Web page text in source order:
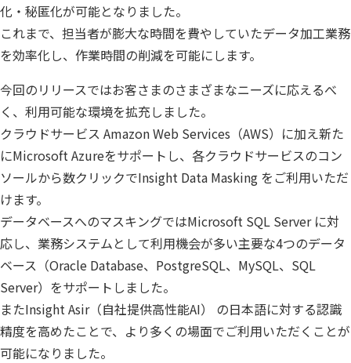
データマスキング
データ可視化
データ統合
フリーテキストマスキ
メタデータ管理
レプリケーション
仮想環境（VMware）
Insight Consulting
化・秘匿化が可能となりました。
これまで、担当者が膨大な時間を費やしていたデータ加工業務
を効率化し、作業時間の削減を可能にします。
今回のリリースではお客さまのさまざまなニーズに応えるべ
く、利用可能な環境を拡充しました。
クラウドサービス Amazon Web Services（AWS）に加え新た
にMicrosoft Azureをサポートし、各クラウドサービスのコン
ソールから数クリックでInsight Data Masking をご利用いただ
けます。
データベースへのマスキングではMicrosoft SQL Server に対
応し、業務システムとして利用機会が多い主要な4つのデータ
ベース（Oracle Database、PostgreSQL、MySQL、SQL
Server）をサポートしました。
またInsight Asir（自社提供高性能AI） の日本語に対する認識
精度を高めたことで、より多くの場面でご利用いただくことが
可能になりました。